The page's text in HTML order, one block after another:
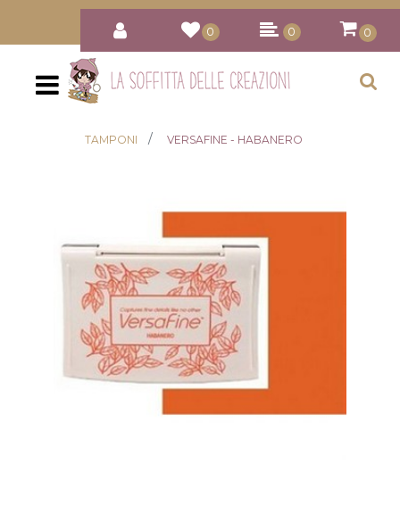
0 0 0
Open
TAMPONI VERSAFINE - HABANERO